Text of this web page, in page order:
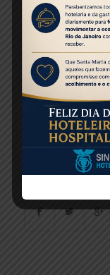
atrações de
crescimento da
com diversas
Porto Maravilha
hospedagem e
Fonte: Diário do
Share this